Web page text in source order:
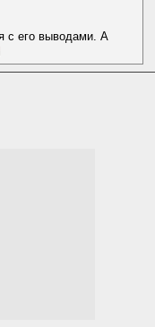
с его выводами. А